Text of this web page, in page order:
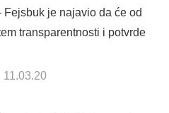
Fejsbuk je najavio da će od
transparentnosti i potvrde
11.03.20